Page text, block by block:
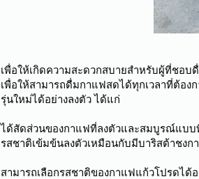
เพื่อให้เกิดความสะดวกสบายสำหรับผู้ที่ชอบ
เพื่อให้สามารถดื่มกาแฟสดได้ทุกเวลาที่ต้อ
รุ่นใหม่ได้อย่างลงตัว ได้แก่
ได้สัดส่วนของกาแฟที่ลงตัวและสมบูรณ์แบ
รสชาติเข้มข้นลงตัวเหมือนกับมีบาริสต้าชง
สามารถเลือกรสชาติของกาแฟแก้วโปรดได้